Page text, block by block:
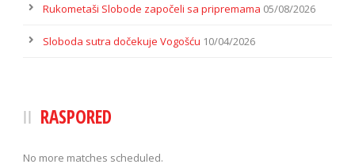
Rukometaši Slobode započeli sa pripremama 05/08/2026
Sloboda sutra dočekuje Vogošću 10/04/2026
RASPORED
No more matches scheduled.